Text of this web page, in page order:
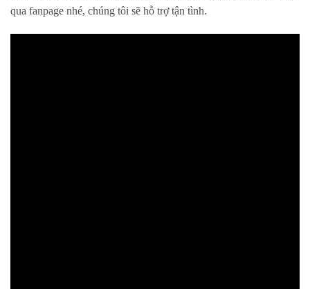
qua fanpage nhé, chúng tôi sẽ hỗ trợ tận tình.